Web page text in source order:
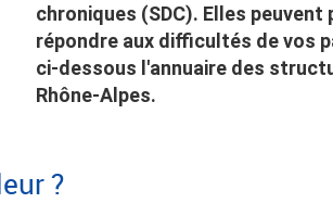
chroniques (SDC). Elles
répondre aux difficultés de vos
ci-dessous l'annuaire des
Rhône-Alpes.
?